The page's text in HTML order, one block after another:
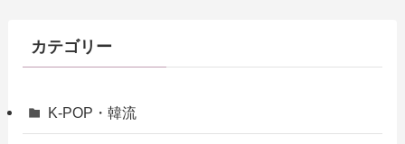
カテゴリー
K-POP・韓流